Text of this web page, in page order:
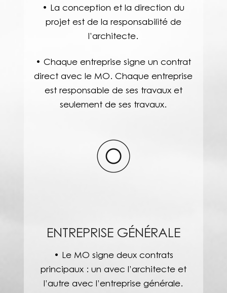
• La conception et la direction du
projet est de la responsabilité de
l’architecte.
• Chaque entreprise signe un contrat
direct avec le MO. Chaque entreprise
est responsable de ses travaux et
seulement de ses travaux.
ENTREPRISE GÉNÉRALE
• Le MO signe deux contrats
principaux : un avec l’architecte et
l’autre avec l’entreprise générale.